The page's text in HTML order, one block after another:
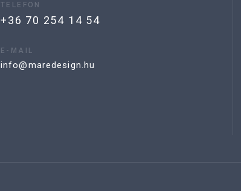
TELEFON
+36 70 254 14 54
E-MAIL
info@maredesign.hu